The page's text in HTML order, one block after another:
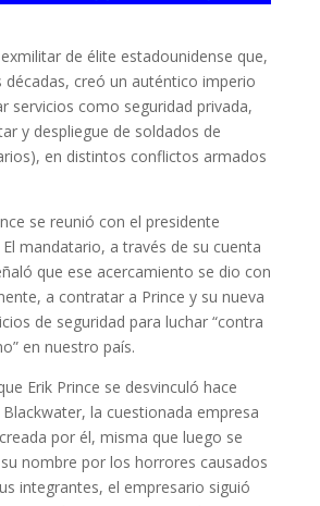
de élite estadounidense que,
décadas, creó un auténtico imperio
servicios como seguridad privada,
y despliegue de soldados de
en distintos conflictos armados
se reunió con el presidente
mandatario, a través de su cuenta
que ese acercamiento se dio con
a contratar a Prince y su nueva
de seguridad para luchar “contra
en nuestro país.
Erik Prince se desvinculó hace
la cuestionada empresa
por él, misma que luego se
nombre por los horrores causados
integrantes, el empresario siguió